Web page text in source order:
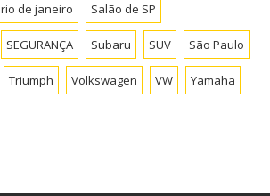
rio de janeiro Salão de SP
SEGURANÇA Subaru SUV São Paulo
Triumph Volkswagen VW Yamaha